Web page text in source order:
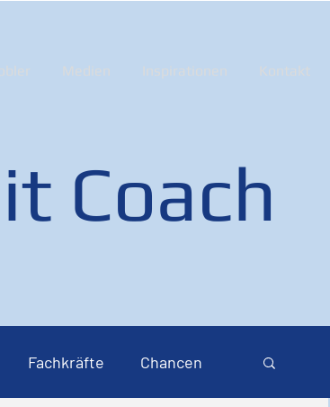
Medien Inspirationen Kontakt
Coach
Fachkräfte Chancen